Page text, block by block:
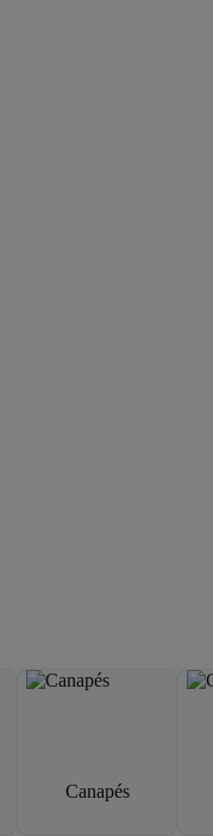
Canapés